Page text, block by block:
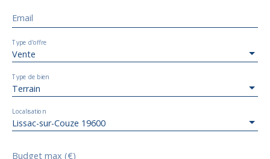
Email
Vente
Type d'offre
Terrain
Type de bien
Lissac-sur-Couze 19600
Localisation
Budget max (€)